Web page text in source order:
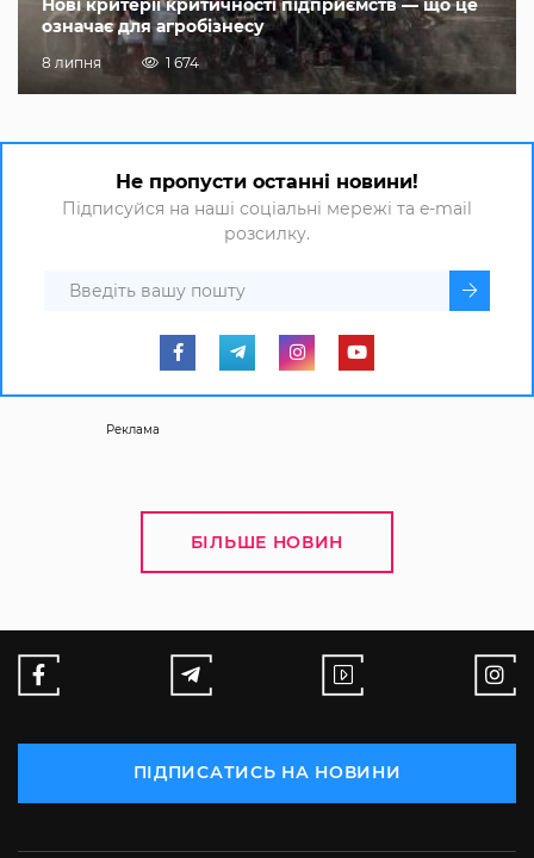
означає для агробізнесу
8 липня 1 674
Не пропусти останні новини!
Підписуйся на наші соціальні мережі та e-mail
розсилку.
Реклама
БІЛЬШЕ НОВИН
ПІДПИСАТИСЬ НА НОВИНИ